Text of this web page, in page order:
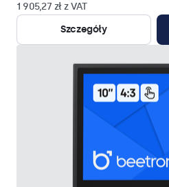
1 905,27 zł z VAT
Szczegóły